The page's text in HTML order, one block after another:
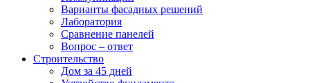
Варианты фасадных решений
Лаборатория
Сравнение панелей
Вопрос – ответ
Строительство
Дом за 45 дней